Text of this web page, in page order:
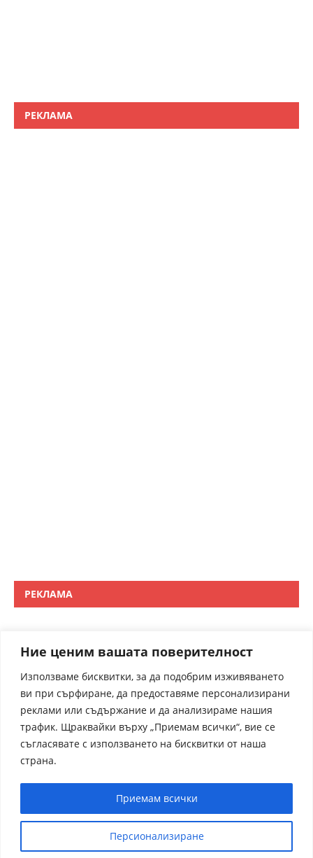
Ние ценим вашата поверителност
Използваме бисквитки, за да подобрим изживяването
ви при сърфиране, да предоставяме персонализирани
реклами или съдържание и да анализираме нашия
трафик. Щраквайки върху „Приемам всички“, вие се
съгласявате с използването на бисквитки от наша
страна.
Персионализиране
Приемам всички
РЕКЛАМА
РЕКЛАМА